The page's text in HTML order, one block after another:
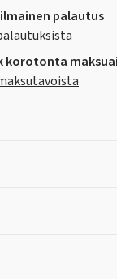
ilmainen palautus
korotonta